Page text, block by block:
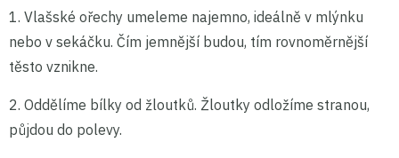
1. Vlašské ořechy umeleme najemno, ideálně v mlýnku
nebo v sekáčku. Čím jemnější budou, tím rovnoměrnější
těsto vznikne.
2. Oddělíme bílky od žloutků. Žloutky odložíme stranou,
půjdou do polevy.